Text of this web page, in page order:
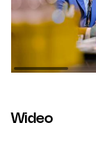
Wideo